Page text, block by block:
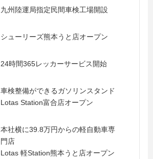
九州陸運局指定民間車検工場開設
シューリーズ熊本うと店オープン
24時間365レッカーサービス開始
車検整備ができるガソリンスタンド
Lotas Station富合店オープン
本社横に39.8万円からの軽自動車専
門店
Lotas 軽Station熊本うと店オープン